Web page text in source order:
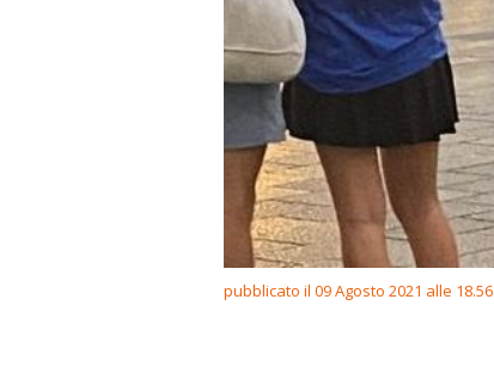
pubblicato il 09 Agosto 2021 alle 18.56